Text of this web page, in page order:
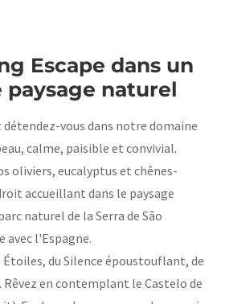
Escape dans un
naturel
détendez-vous dans notre domaine
calme, paisible et convivial.
oliviers, eucalyptus et chênes-
accueillant dans le paysage
naturel de la Serra de São
avec l'Espagne.
du Silence époustouflant, de
en contemplant le Castelo de